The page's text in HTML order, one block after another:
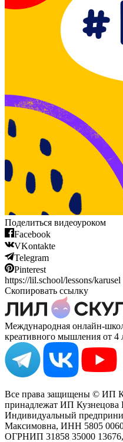
Поделиться видеоуроком
Facebook
VKontakte
Telegram
Pinterest
https://lil.school/lessons/karusel
Скопировать ссылку
Международная онлайн-
креативного мышления от 4
Все права защищены © ИП
принадлежат ИП
Индивидуальный
Максимовна, ИНН 5805
ОГРНИП 31858 35000